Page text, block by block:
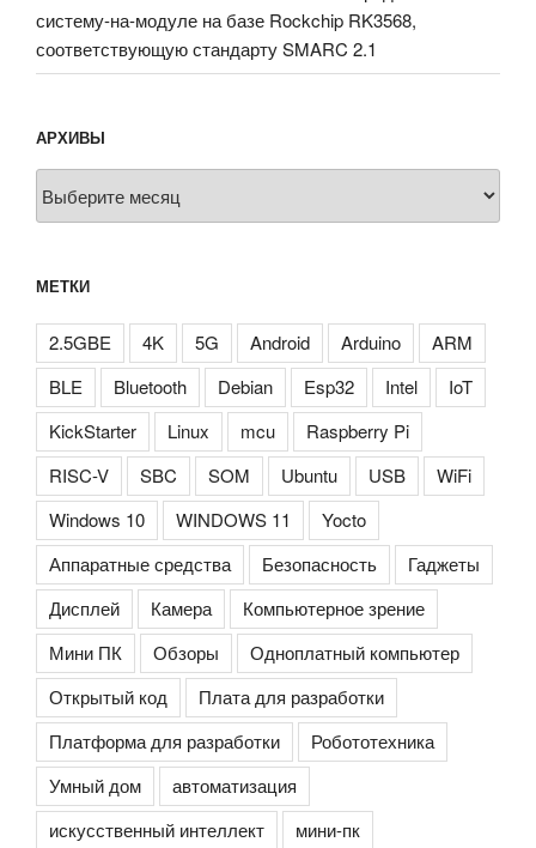
систему-на-модуле на базе Rockchip RK3568,
соответствующую стандарту SMARC 2.1
АРХИВЫ
МЕТКИ
2.5GBE 4K 5G Android Arduino
ARM
BLE
Bluetooth Debian Esp32 Intel
IoT
KickStarter
Linux mcu
Raspberry Pi
RISC-V
SBC SOM Ubuntu USB
WiFi
Windows 10
WINDOWS 11
Yocto
Аппаратные средства
Безопасность
Гаджеты
Дисплей
Камера
Компьютерное зрение
Мини ПК
Обзоры
Одноплатный компьютер
Открытый код
Плата для разработки
Платформа для разработки
Робототехника
Умный дом
автоматизация
искусственный интеллект
мини-пк